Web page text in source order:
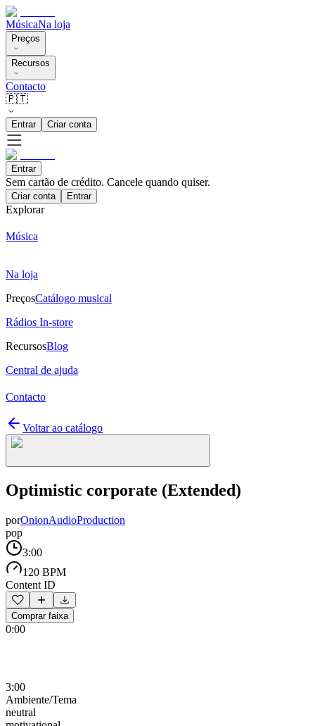
MúsicaNa loja
Preços
Recursos
Contacto
🇵🇹
Entrar Criar conta
Entrar
Sem cartão de crédito. Cancele quando quiser.
Criar conta Entrar
Explorar
Música
Na loja
PreçosCatálogo musical
Rádios In-store
RecursosBlog
Central de ajuda
Contacto
Voltar ao catálogo
Optimistic corporate (Extended)
porOnionAudioProduction
pop
3:00
120 BPM
Content ID
Comprar faixa
0:00
3:00
Ambiente/Tema
neutral